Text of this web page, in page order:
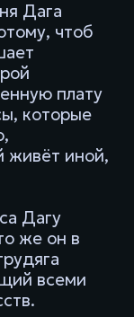
Дага
чтоб
плату
которые
живёт иной,
Дагу
же он в
всеми